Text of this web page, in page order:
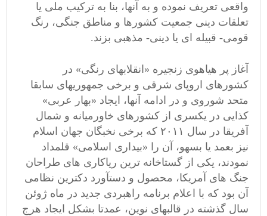
واقعی تعریف نموده و به آنها، بنا به ترکیب ملی یا
تعلقات دینی جمعیت کشورها و مناطق جنگی، رنگ
قومی- قبیله ای یا دینی- مذهبی بزند.
آغاز پر هیاهوی زنجیره «انقلابهای رنگی» در
کشورهای اروپای شرقی و برخی جمهوریهای سابقا
متحد شوروی و در ادامه آنها، ایجاد «بهار عربی»
کذایی در یکسری از کشورهای خاورمیانه و شمال
آفریقا در سال ٢٠١١ که برخی نخبگان جهان اسلام
نیز بعمد یا بسهو، آن را «بیداری اسلامی» قلمداد
نمودند، یکی از گستاخانه ترین ریاکاری های طراحان
جنگ های آمریکا، محصول و دستآورد دکترین نظامی
آن بود که با اعلام برنامه راهبردی جدید در ماه ژوئن
سال گذشته در قالبهای نوین، عمدتا بشکل ایجاد هرج